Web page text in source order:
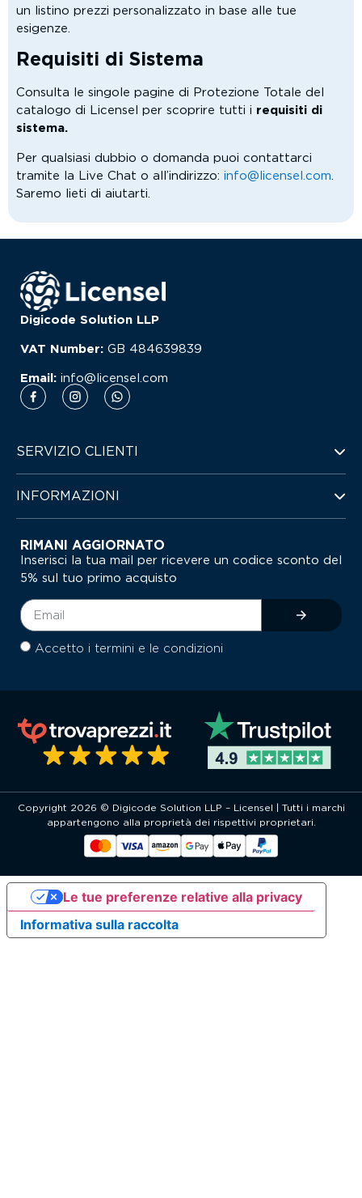
un listino prezzi personalizzato in base alle tue
esigenze.
Requisiti di Sistema
Consulta le singole pagine di Protezione Totale del
catalogo di Licensel per scoprire tutti i requisiti di
sistema.
Per qualsiasi dubbio o domanda puoi contattarci
tramite la Live Chat o all’indirizzo: info@licensel.com
Saremo lieti di aiutarti.
Digicode Solution LLP
VAT Number: GB 484639839
Email: info@licensel.com
SERVIZIO CLIENTI
INFORMAZIONI
RIMANI AGGIORNATO
Inserisci la tua mail per ricevere un codice sconto del
5% sul tuo primo acquisto
Accetto i termini e le condizioni
Copyright 2026 © Digicode Solution LLP – Licensel | Tutti i marchi
appartengono alla proprietà dei rispettivi proprietari.
Informativa sulla raccolta
Le tue preferenze relative alla privacy